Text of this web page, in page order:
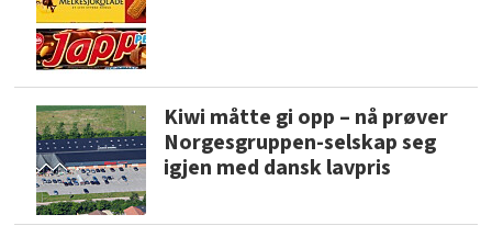
Kiwi måtte gi opp – nå prøver
Norgesgruppen-selskap seg
igjen med dansk lavpris